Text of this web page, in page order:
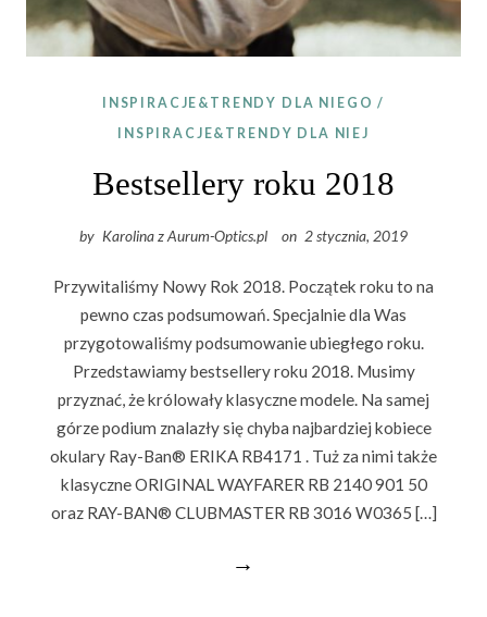
INSPIRACJE&TRENDY DLA NIEGO /
INSPIRACJE&TRENDY DLA NIEJ
Bestsellery roku 2018
by Karolina z Aurum-Optics.pl on 2 stycznia, 2019
Przywitaliśmy Nowy Rok 2018. Początek roku to na
pewno czas podsumowań. Specjalnie dla Was
przygotowaliśmy podsumowanie ubiegłego roku.
Przedstawiamy bestsellery roku 2018. Musimy
przyznać, że królowały klasyczne modele. Na samej
górze podium znalazły się chyba najbardziej kobiece
okulary Ray-Ban® ERIKA RB4171 . Tuż za nimi także
klasyczne ORIGINAL WAYFARER RB 2140 901 50
oraz RAY-BAN® CLUBMASTER RB 3016 W0365 […]
→